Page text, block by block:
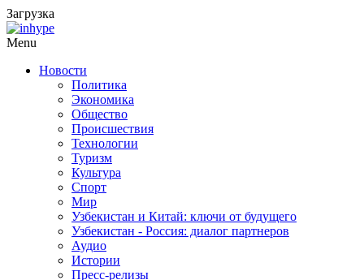
Загрузка
Menu
Новости
Политика
Экономика
Общество
Происшествия
Технологии
Туризм
Культура
Спорт
Мир
Узбекистан и Китай: ключи от будущего
Узбекистан - Россия: диалог партнеров
Аудио
Истории
Пресс-релизы